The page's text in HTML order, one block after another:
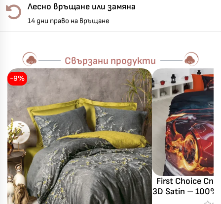
Лесно връщане или замяна
14 дни право на връщане
Свързани продукти
-9%
First Choice
3D Satin –